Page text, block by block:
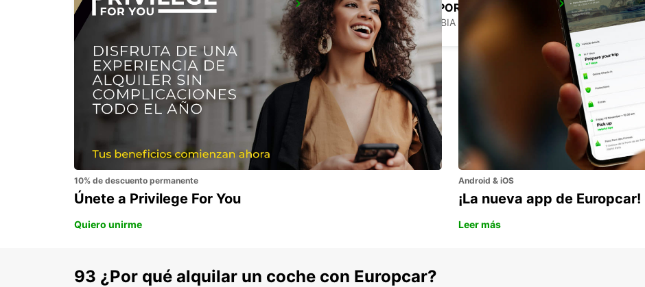
TSUMEB
TSUMEB - NAMIBIA
WINDHOEK AIRPORT
WINDHOEK - NAMIBIA
10% de descuento permanente
Únete a Privilege For You
Quiero unirme
Android & iOS
¡La nueva app de Europcar!
Leer más
93 ¿Por qué alquilar un coche con Europcar?